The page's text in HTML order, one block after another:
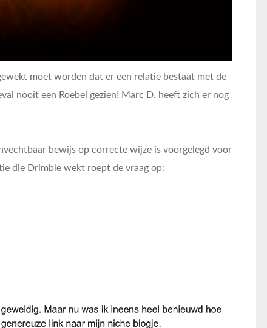
moet worden dat er een relatie bestaat met de
nooit een Roebel gezien! Marc D. heeft zich er nog
bewijs op correcte wijze is voorgelegd voor
die Drimble wekt roept de vraag op: